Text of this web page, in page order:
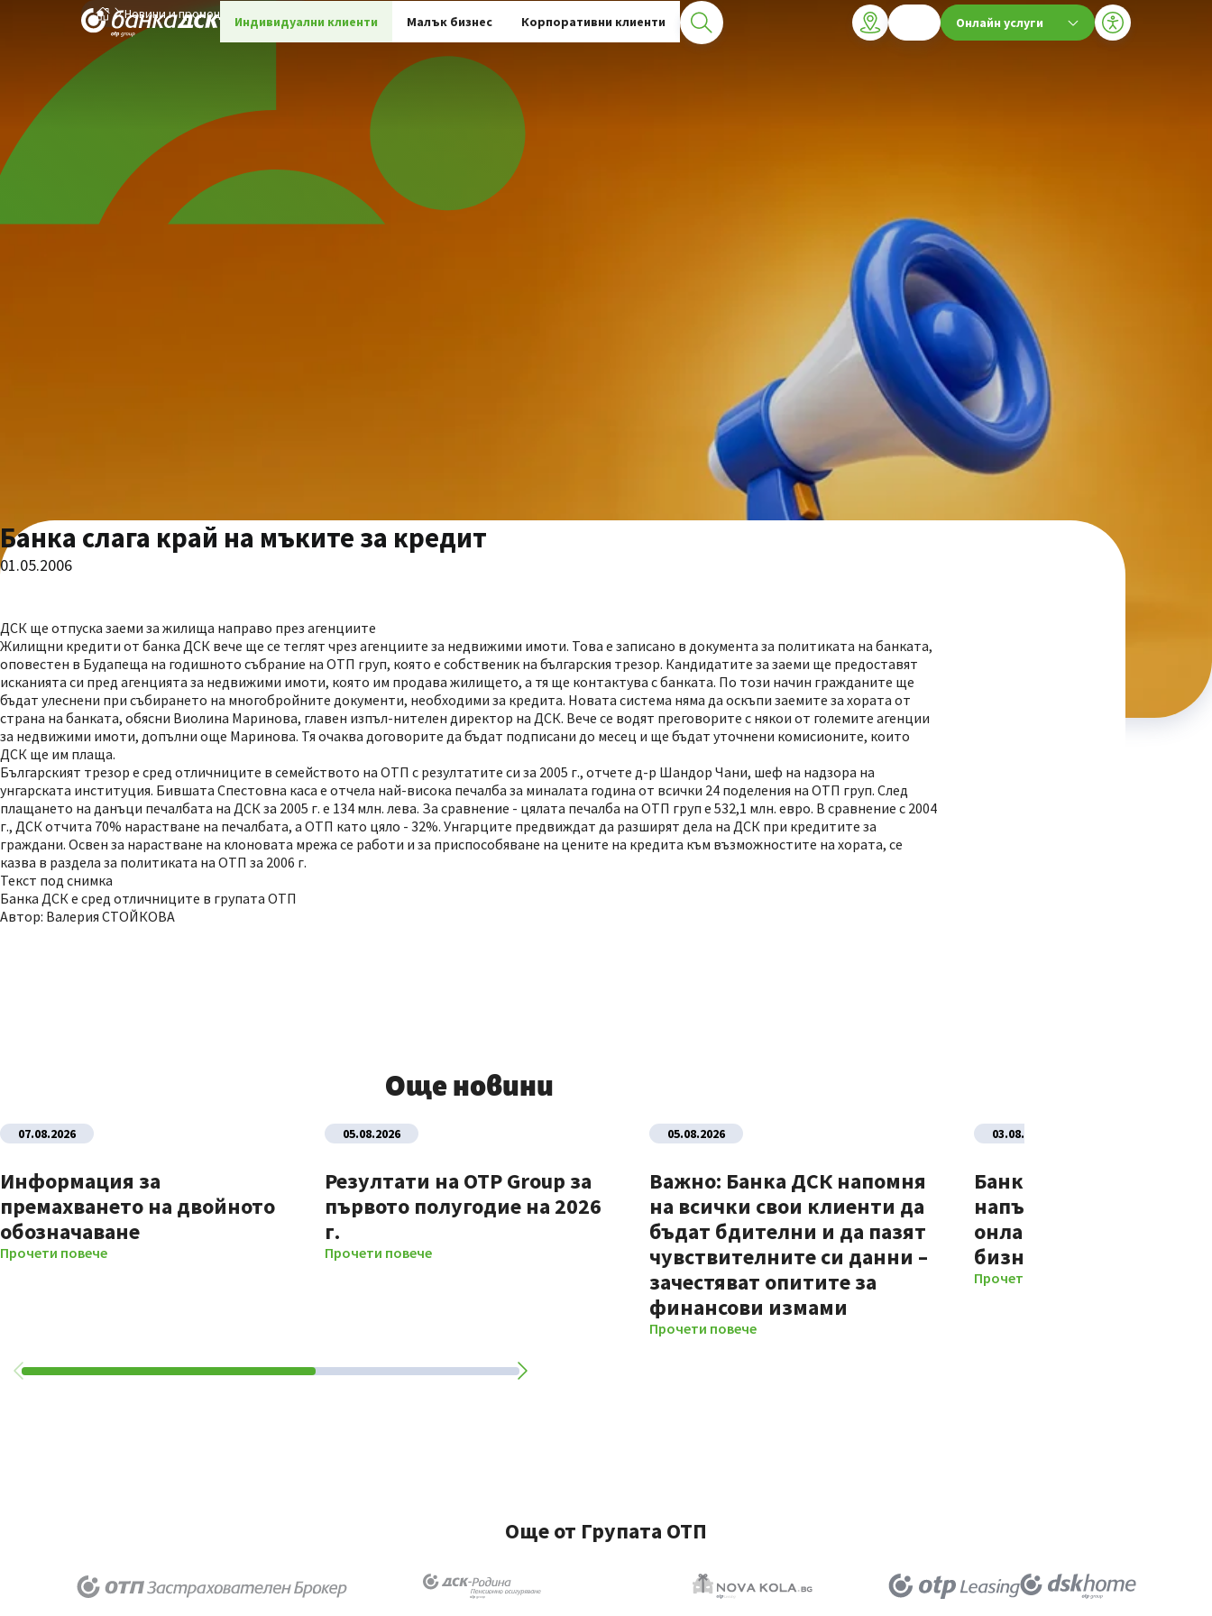
Индивидуални клиенти Малък бизнес Корпоративни клиенти Онлайн услуги
Новини и промоции
Банка слага край на мъките за кредит
01.05.2006
ДСК ще отпуска заеми за жилища направо през агенциите
Жилищни кредити от банка ДСК вече ще се теглят чрез агенциите за недвижими имоти. Това е записано в документа за политиката на банката,
оповестен в Будапеща на годишното събрание на ОТП груп, която е собственик на българския трезор. Кандидатите за заеми ще предоставят
исканията си пред агенцията за недвижими имоти, която им продава жилището, а тя ще контактува с банката. По този начин гражданите ще
бъдат улеснени при събирането на многобройните документи, необходими за кредита. Новата система няма да оскъпи заемите за хората от
страна на банката, обясни Виолина Маринова, главен изпъл-нителен директор на ДСК. Вече се водят преговорите с някои от големите агенции
за недвижими имоти, допълни още Маринова. Тя очаква договорите да бъдат подписани до месец и ще бъдат уточнени комисионите, които
ДСК ще им плаща.
Българският трезор е сред отличниците в семейството на ОТП с резултатите си за 2005 г., отчете д-р Шандор Чани, шеф на надзора на
унгарската институция. Бившата Спестовна каса е отчела най-висока печалба за миналата година от всички 24 поделения на ОТП груп. След
плащането на данъци печалбата на ДСК за 2005 г. е 134 млн. лева. За сравнение - цялата печалба на ОТП груп е 532,1 млн. евро. В сравнение с 2004
г., ДСК отчита 70% нарастване на печалбата, а ОТП като цяло - 32%. Унгарците предвиждат да разширят дела на ДСК при кредитите за
граждани. Освен за нарастване на клоновата мрежа се работи и за приспособяване на цените на кредита към възможностите на хората, се
казва в раздела за политиката на ОТП за 2006 г.
Текст под снимка
Банка ДСК е сред отличниците в групата ОТП
Автор: Валерия СТОЙКОВА
Още новини
07.08.2026
Информация за
премахването на двойното
обозначаване
Прочети повече
05.08.2026
Резултати на OTP Group за
първото полугодие на 2026
г.
Прочети повече
05.08.2026
Важно: Банка ДСК напомня
на всички свои клиенти да
бъдат бдителни и да пазят
чувствителните си данни –
зачестяват опитите за
финансови измами
Прочети повече
03.08.2026
Банка ДСК стартира
напълно
онлайн процес за нови
бизнес клиенти
Прочети повече
Още от Групата ОТП